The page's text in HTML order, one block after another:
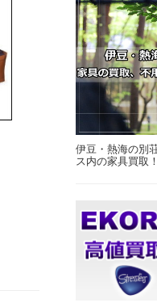
伊豆・熱海の別
ス内の家具買取！